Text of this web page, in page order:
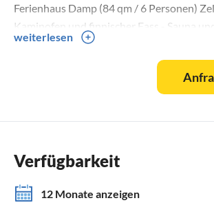
Ferienhaus Damp (84 qm / 6 Personen)
Kaminofen und finnischer Fass - Sauna
Ferienhaus Möwe mit finnischer Fass -
Alle unsere Häuser sind ausgestattet mit
Schlafsystemen mit antiallergischen
Alle unsere Häuser verfügen über eine Fass
weiterlesen
Verfügbarkeit
12 Monate anzeigen